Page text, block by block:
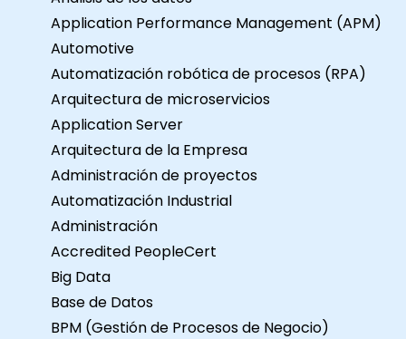
Application Performance Management (APM)
Automotive
Automatización robótica de procesos (RPA)
Arquitectura de microservicios
Application Server
Arquitectura de la Empresa
Administración de proyectos
Automatización Industrial
Administración
Accredited PeopleCert
Big Data
Base de Datos
BPM (Gestión de Procesos de Negocio)